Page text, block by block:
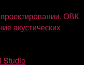
ОВК
акустических
Studio